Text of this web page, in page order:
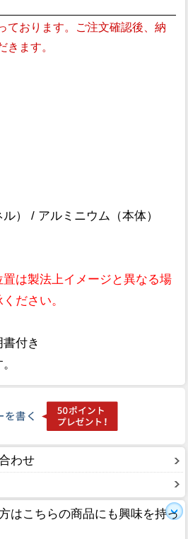
ております。ご注文確認後、納
きます。
） / アルミニウム（本体）
は製法上イメージと異なる場
ださい。
付き
わせ
はこちらの商品にも興味を持っ